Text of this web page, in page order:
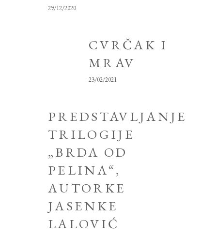
29/12/2020
CVRČAK I
MRAV
23/02/2021
PREDSTAVLJANJE
TRILOGIJE
„BRDA OD
PELINA“,
AUTORKE
JASENKE
LALOVIĆ